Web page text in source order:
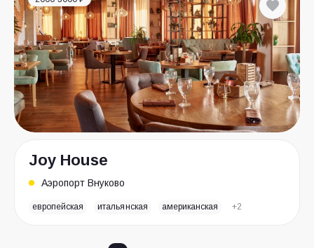
Joy House
Аэропорт Внуково
европейская итальянская американская +2